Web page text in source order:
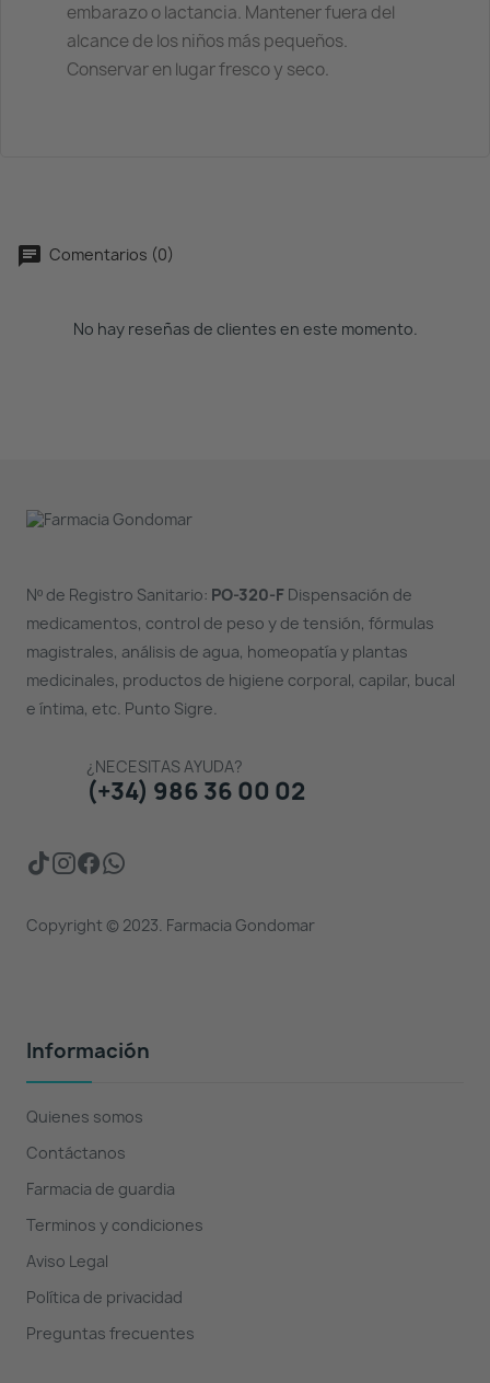
embarazo o lactancia. Mantener fuera del
alcance de los niños más pequeños.
Conservar en lugar fresco y seco.
Comentarios (0)
No hay reseñas de clientes en este momento.
Nº de Registro Sanitario: PO-320-FDispensación de
medicamentos, control de peso y de tensión, fórmulas
magistrales, análisis de agua, homeopatía y plantas
medicinales, productos de higiene corporal, capilar, bucal
e íntima, etc. Punto Sigre.
¿NECESITAS AYUDA?
(+34) 986 36 00 02
Copyright © 2023. Farmacia Gondomar
Información
Quienes somos
Contáctanos
Farmacia de guardia
Terminos y condiciones
Aviso Legal
Política de privacidad
Preguntas frecuentes